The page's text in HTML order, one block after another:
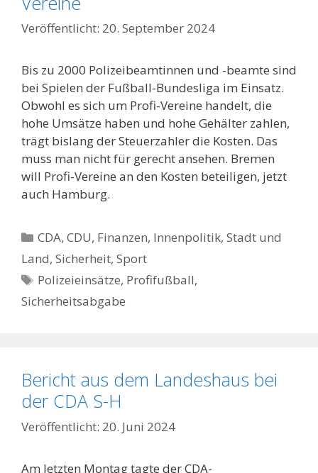
20. September 2024
Bis zu 2000 Polizeibeamtinnen und -beamte sind
bei Spielen der Fußball-Bundesliga im Einsatz.
Obwohl es sich um Profi-Vereine handelt, die
hohe Umsätze haben und hohe Gehälter zahlen,
trägt bislang der Steuerzahler die Kosten. Das
muss man nicht für gerecht ansehen. Bremen
will Profi-Vereine an den Kosten beteiligen, jetzt
auch Hamburg.
Kategorien
CDA,CDU, Finanzen, Innenpolitik, Stadt und
Land, Sicherheit, Sport
Schlagwörter
Polizeieinsätze, Profifußball,
Sicherheitsabgabe
Bericht aus dem Landeshaus bei
der CDA S-H
20. Juni 2024
Am letzten Montag tagte der CDA-